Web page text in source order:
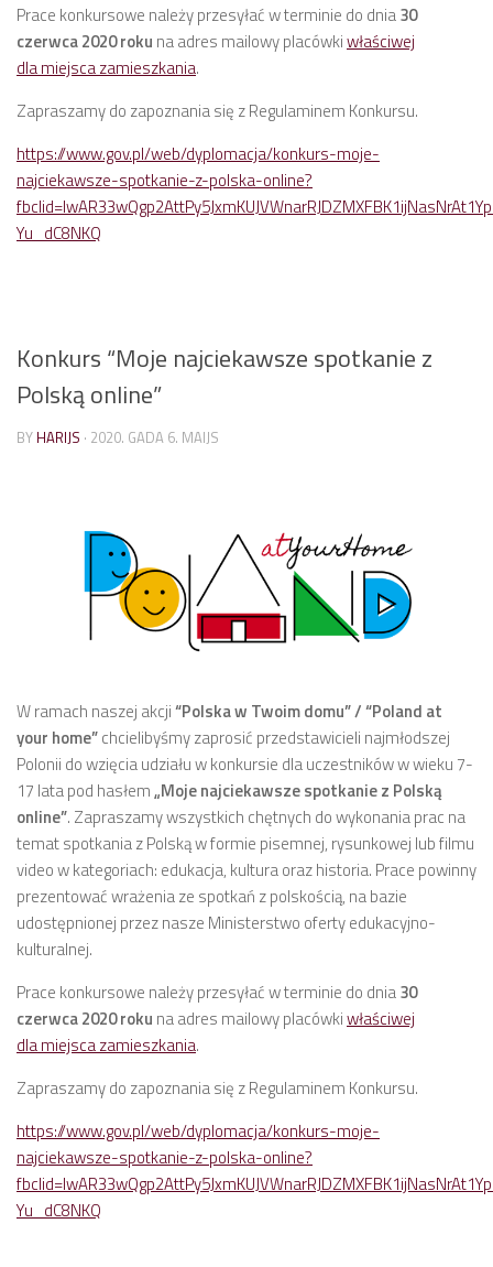
Prace konkursowe należy przesyłać w terminie do dnia30
czerwca 2020 roku na adres mailowy placówkiwłaściwej
dla miejsca zamieszkania.
Zapraszamy do zapoznania się z Regulaminem Konkursu.
https://www.gov.pl/web/dyplomacja/konkurs-moje-
najciekawsze-spotkanie-z-polska-online?
Yu_dC8NKQ
Konkurs “Moje najciekawsze spotkanie z
Polską online”
BY HARIJS · 2020. GADA 6. MAIJS
W ramach naszej akcji“Polska w Twoim domu” / “Poland at
your home”chcielibyśmy zaprosić przedstawicieli najmłodszej
Polonii do wzięcia udziału w konkursie dla uczestników w wieku 7-
17 lata pod hasłem„Moje najciekawsze spotkanie z Polską
online”. Zapraszamy wszystkich chętnych do wykonania prac na
temat spotkania z Polską w formie pisemnej, rysunkowej lub filmu
video w kategoriach: edukacja, kultura oraz historia. Prace powinny
prezentować wrażenia ze spotkań z polskością, na bazie
udostępnionej przez nasze Ministerstwo oferty edukacyjno-
kulturalnej.
Prace konkursowe należy przesyłać w terminie do dnia30
czerwca 2020 roku na adres mailowy placówkiwłaściwej
dla miejsca zamieszkania.
Zapraszamy do zapoznania się z Regulaminem Konkursu.
https://www.gov.pl/web/dyplomacja/konkurs-moje-
najciekawsze-spotkanie-z-polska-online?
Yu_dC8NKQ